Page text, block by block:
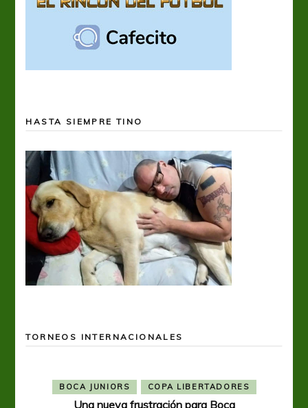
HASTA SIEMPRE TINO
TORNEOS INTERNACIONALES
BOCA JUNIORS COPA LIBERTADORES
Una nueva frustración para Boca